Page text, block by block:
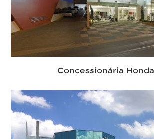
Concessionária Honda